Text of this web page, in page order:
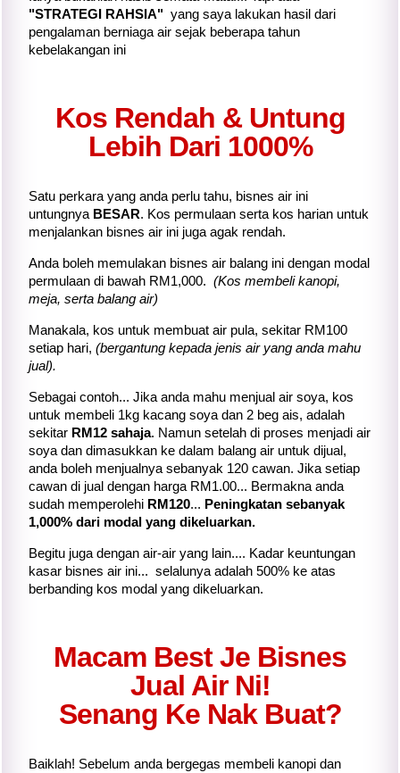
"STRATEGI RAHSIA" yang saya lakukan hasil dari
pengalaman berniaga air sejak beberapa tahun
kebelakangan ini
Kos Rendah & Untung
Lebih Dari 1000%
Satu perkara yang anda perlu tahu, bisnes air ini
untungnya BESAR. Kos permulaan serta kos harian untuk
menjalankan bisnes air ini juga agak rendah.
Anda boleh memulakan bisnes air balang ini dengan modal
permulaan di bawah RM1,000. (Kos membeli kanopi,
meja, serta balang air)
Manakala, kos untuk membuat air pula, sekitar RM100
setiap hari, (bergantung kepada jenis air yang anda mahu
jual).
Sebagai contoh... Jika anda mahu menjual air soya, kos
untuk membeli 1kg kacang soya dan 2 beg ais, adalah
sekitar RM12 sahaja. Namun setelah di proses menjadi air
soya dan dimasukkan ke dalam balang air untuk dijual,
anda boleh menjualnya sebanyak 120 cawan. Jika setiap
cawan di jual dengan harga RM1.00... Bermakna anda
sudah memperolehi RM120... Peningkatan sebanyak
1,000% dari modal yang dikeluarkan.
Begitu juga dengan air-air yang lain.... Kadar keuntungan
kasar bisnes air ini... selalunya adalah 500% ke atas
berbanding kos modal yang dikeluarkan.
Macam Best Je Bisnes
Jual Air Ni!
Senang Ke Nak Buat?
Baiklah! Sebelum anda bergegas membeli kanopi dan